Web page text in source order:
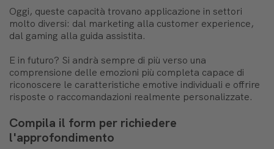
Oggi, queste capacità trovano applicazione in settori
molto diversi: dal marketing alla customer experience,
dal gaming alla guida assistita.
E in futuro? Si andrà sempre di più verso una
comprensione delle emozioni più completa capace di
riconoscere le caratteristiche emotive individuali e offrire
risposte o raccomandazioni realmente personalizzate.
Compila il form per richiedere
l'approfondimento